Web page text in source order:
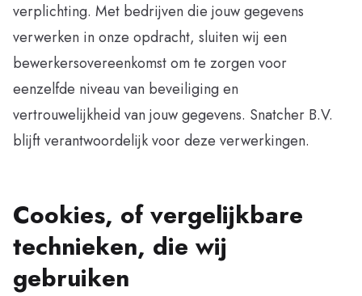
verplichting. Met bedrijven die jouw gegevens
verwerken in onze opdracht, sluiten wij een
bewerkersovereenkomst om te zorgen voor
eenzelfde niveau van beveiliging en
vertrouwelijkheid van jouw gegevens. Snatcher B.V.
blijft verantwoordelijk voor deze verwerkingen.
Cookies, of vergelijkbare
technieken, die wij
gebruiken